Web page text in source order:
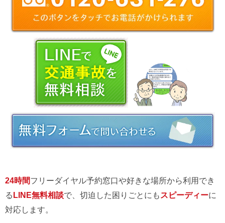
24時間フリーダイヤル予約窓口や好きな場所から利用でき
るLINE無料相談で、切迫した困りごとにも スピーディーに
対応します。